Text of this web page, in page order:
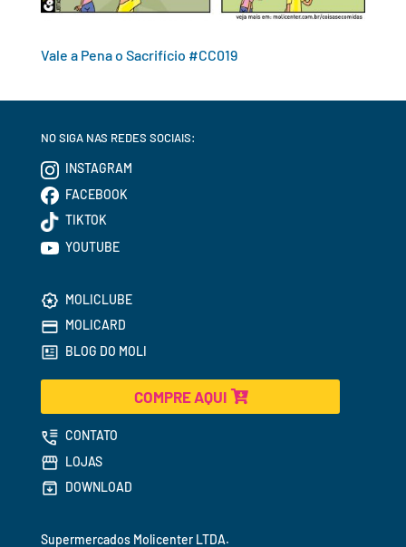
Vale a Pena o Sacrifício #CC019
NO SIGA NAS REDES SOCIAIS:
INSTAGRAM
FACEBOOK
TIKTOK
YOUTUBE
MOLICLUBE
MOLICARD
BLOG DO MOLI
COMPRE AQUI
CONTATO
LOJAS
DOWNLOAD
Supermercados Molicenter LTDA.